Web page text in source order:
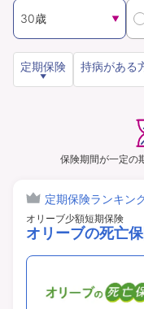
イオ
イオ
定期保険 持病がある
保険期間が一定の
定期保険ランキン
オリーブ少額短期保険
オリーブの死亡